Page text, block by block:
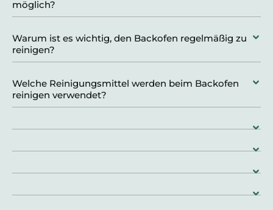
möglich?
Warum ist es wichtig, den Backofen regelmäßig zu
reinigen?
Welche Reinigungsmittel werden beim Backofen
reinigen verwendet?